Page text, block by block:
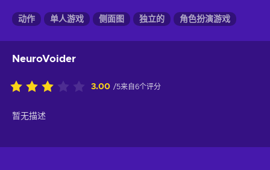
动作 单人游戏 侧面图 独立的 角色扮演游戏
NeuroVoider
3.00 /5来自6个评分
暂无描述